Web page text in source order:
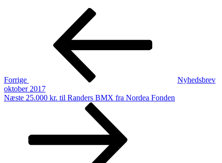
Indlægsnavigation
Forrige
Nyhedsbrev
oktober 2017
Næste
Næste 25.000 kr. til Randers BMX fra Nordea Fonden